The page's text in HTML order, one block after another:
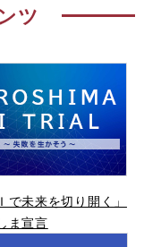
ツ
で未来を切り開く」
ま宣言